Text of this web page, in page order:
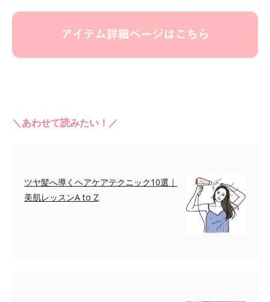
＼あわせて読みたい！／
ツヤ髪へ導くヘアケアテクニック10選｜
美肌レッスンA to Z